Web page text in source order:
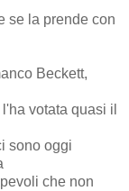
se la prende con
Beckett,
votata quasi il
sono oggi
che non